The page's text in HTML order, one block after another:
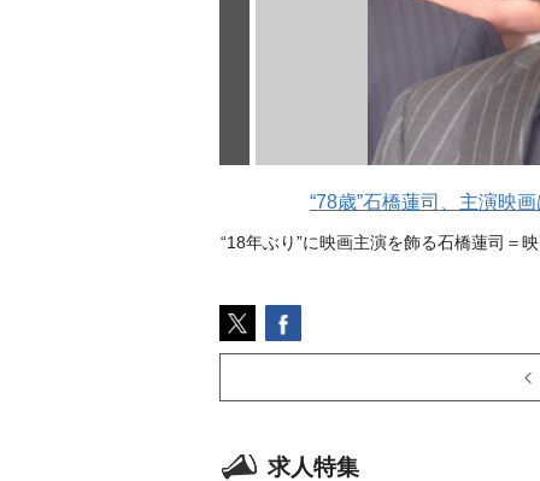
“78歳”石橋蓮司、主演映
“18年ぶり”に映画主演を飾る石橋蓮司＝
求人特集